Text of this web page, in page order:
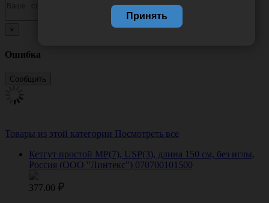
×
Ошибка
Товары из этой категории Посмотреть все
Кетгут простой МР(7), USP(3), длина 150 см, без иглы,
Россия (ООО "Линтекс") 070700101500
377.00
Принять